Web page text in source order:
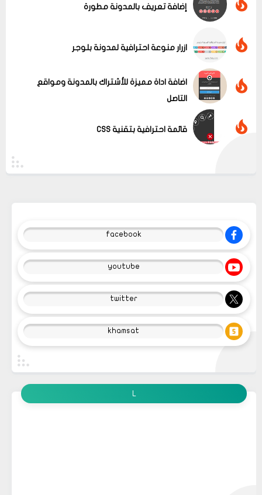
إضافة تعريف بالمدونة مطورة
ازرار منوعة احترافية لمدونة بلوجر
اضافة اداة مميزة للأشتراك بالمدونة ومواقع
التاصل
قائمة احترافية بتقنية CSS
facebook
youtube
twitter
khamsat